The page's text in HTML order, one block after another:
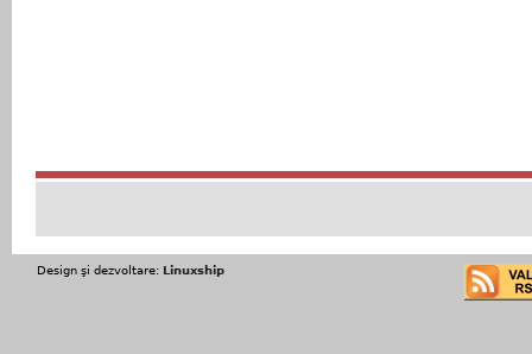
Design şi dezvoltare: Linuxship